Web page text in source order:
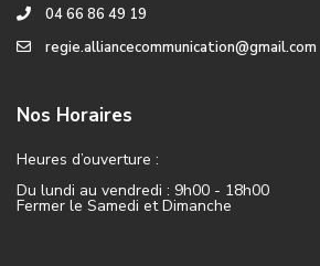
04 66 86 49 19
regie.alliancecommunication@gmail.com
Nos Horaires
Heures d’ouverture :
Du lundi au vendredi : 9h00 - 18h00
Fermer le Samedi et Dimanche